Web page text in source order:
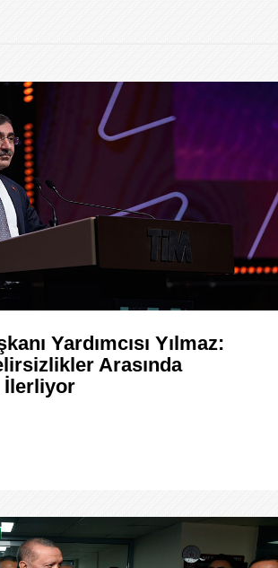
Yardımcısı Yılmaz:
Arasında
İlerliyor